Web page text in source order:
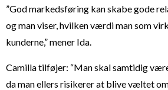
”God markedsføring kan skabe gode
og man viser, hvilken værdi man som
kunderne,” mener Ida.
Camilla tilføjer: “Man skal samtidig
da man ellers risikerer at blive væltet